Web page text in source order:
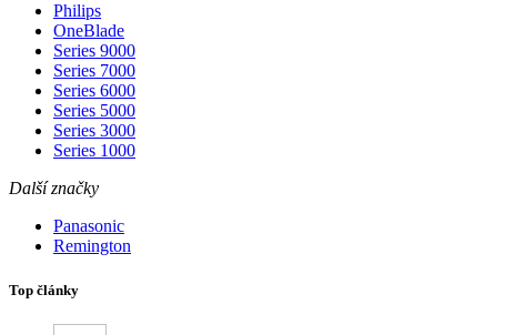
Philips
OneBlade
Series 9000
Series 7000
Series 6000
Series 5000
Series 3000
Series 1000
Další značky
Panasonic
Remington
Top články